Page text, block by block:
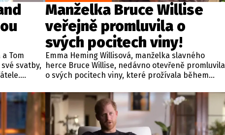
Tom
svatby,
v
stát více
Manželka Bruce Willise
veřejně promluvila o
svých pocitech viny!
Emma Heming Willisová, manželka slavného
herce Bruce Willise, nedávno otevřeně promluvila
o svých pocitech viny, které prožívala během
představitel akčních filmů se v roce 2022 stáhl z
veřejného života kvůli vážným zdravotním
problémům a o rok později mu byla
diagnostikována frontotemporální demence.